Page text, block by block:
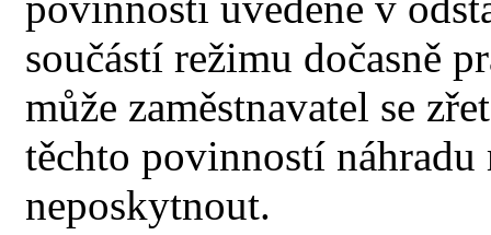
součástí režimu dočasně
může zaměstnavatel se
těchto povinností
neposkytnout.